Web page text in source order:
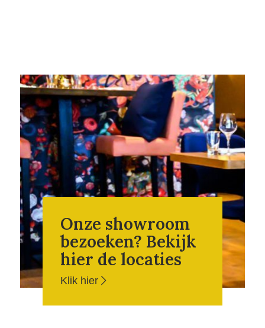
Onze showroom
bezoeken? Bekijk
hier de locaties
Klik hier